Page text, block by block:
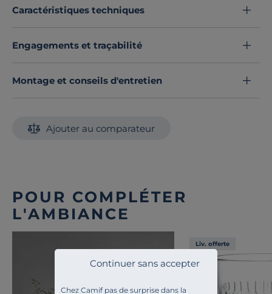
Chez Camif pas de surprise dans la
Continuer sans accepter
Caractéristiques techniques
Engagements et traçabilité
Montage et conseils d'entretien
Ajouter au comparateur
POUR COMPLÉTER
L'AMBIANCE
Liv. offerte